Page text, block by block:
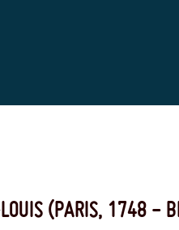
(PARIS, 1748 -